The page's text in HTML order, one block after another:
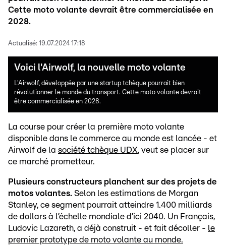
Cette moto volante devrait être commercialisée en
2028.
Actualisé: 19.07.2024 17:18
Voici l'Airwolf, la nouvelle moto volante
L'Airwolf, développée par une startup tchèque pourrait bien
révolutionner le monde du transport. Cette moto volante devrait
être commercialisée en 2028.
La course pour créer la première moto volante
disponible dans le commerce au monde est lancée - et
Airwolf de la société tchèque UDX, veut se placer sur
ce marché prometteur.
Plusieurs constructeurs planchent sur des projets de
motos volantes. Selon les estimations de Morgan
Stanley, ce segment pourrait atteindre 1.400 milliards
de dollars à l’échelle mondiale d’ici 2040. Un Français,
Ludovic Lazareth, a déjà construit - et fait décoller - le
premier prototype de moto volante au monde.